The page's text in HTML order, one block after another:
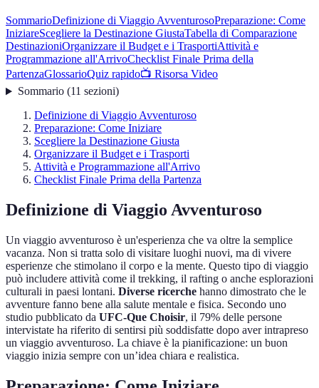
SommarioDefinizione di Viaggio AvventurosoPreparazione: Come
IniziareScegliere la Destinazione GiustaTabella di Comparazione
DestinazioniOrganizzare il Budget e i TrasportiAttività e
Programmazione all'ArrivoChecklist Finale Prima della
PartenzaGlossarioQuiz rapido📺 Risorsa Video
Sommario(11 sezioni)
Definizione di Viaggio Avventuroso
Preparazione: Come Iniziare
Scegliere la Destinazione Giusta
Organizzare il Budget e i Trasporti
Attività e Programmazione all'Arrivo
Checklist Finale Prima della Partenza
Definizione di Viaggio Avventuroso
Un viaggio avventuroso è un'esperienza che va oltre la semplice
vacanza. Non si tratta solo di visitare luoghi nuovi, ma di vivere
esperienze che stimolano il corpo e la mente. Questo tipo di viaggio
può includere attività come il trekking, il rafting o anche esplorazioni
culturali in paesi lontani. Diverse ricerche hanno dimostrato che le
avventure fanno bene alla salute mentale e fisica. Secondo uno
studio pubblicato da UFC-Que Choisir, il 79% delle persone
intervistate ha riferito di sentirsi più soddisfatte dopo aver intrapreso
un viaggio avventuroso. La chiave è la pianificazione: un buon
viaggio inizia sempre con un’idea chiara e realistica.